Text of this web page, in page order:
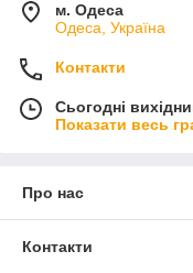
м. Одеса
Одеса, Україна
Контакти
Сьогодні
Показати весь
Про нас
Контакти